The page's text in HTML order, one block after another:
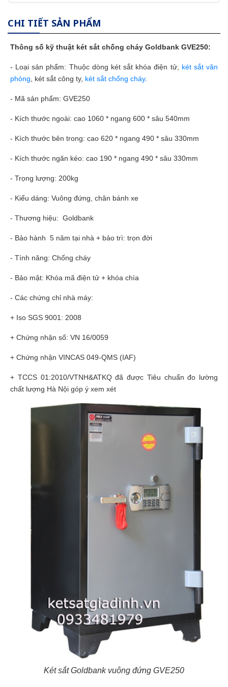
CHI TIẾT SẢN PHẨM
Thông số kỹ thuật két sắt chống cháy Goldbank GVE250:
- Loại sản phẩm: Thuộc dòng két sắt khóa điện tử, két sắt văn
phòng , két sắt công ty, két sắt chống cháy.
- Mã sản phẩm: GVE250
- Kích thước ngoài: cao 1060 * ngang 600 * sâu 540mm
- Kích thước bên trong: cao 620 * ngang 490 * sâu 330mm
- Kích thước ngăn kéo: cao 190 * ngang 490 * sâu 330mm
- Trọng lượng: 200kg
- Kiểu dáng: Vuông đứng, chân bánh xe
- Thương hiệu: Goldbank
- Bảo hành 5 năm tại nhà + bảo trì: trọn đời
- Tính năng: Chống cháy
- Bảo mật: Khóa mã điện tử + khóa chìa
- Các chứng chỉ nhà máy:
+ Iso SGS 9001: 2008
+ Chứng nhận số: VN 16/0059
+ Chứng nhận VINCAS 049-QMS (IAF)
+ TCCS 01:2010/VTNH&ATKQ đã được Tiêu chuẩn đo lường
chất lượng Hà Nội góp ý xem xét
Két sắt Goldbank vuông đứng GVE250